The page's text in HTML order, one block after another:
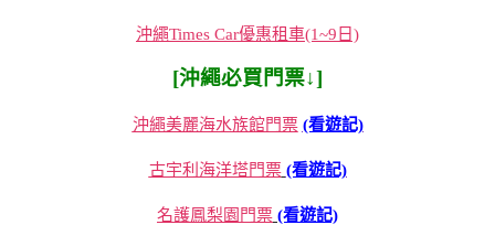
沖繩Times Car優惠租車(1~9日)
[沖繩必買門票↓]
沖繩美麗海水族館門票 (看遊記)
古宇利海洋塔門票 (看遊記)
名護鳳梨園門票 (看遊記)